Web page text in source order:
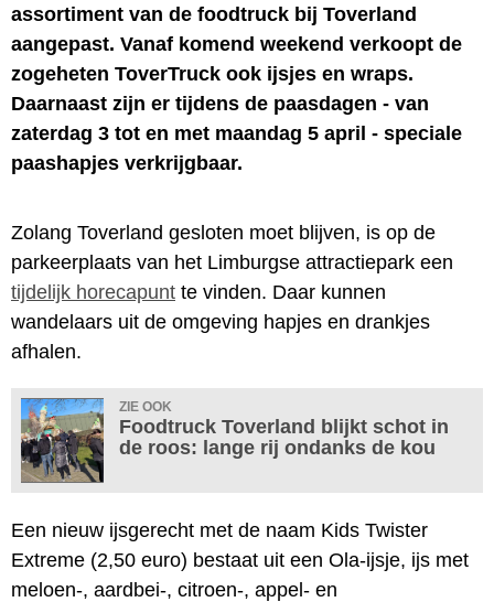
assortiment van de foodtruck bij Toverland
aangepast. Vanaf komend weekend verkoopt de
zogeheten ToverTruck ook ijsjes en wraps.
Daarnaast zijn er tijdens de paasdagen - van
zaterdag 3 tot en met maandag 5 april - speciale
paashapjes verkrijgbaar.
Zolang Toverland gesloten moet blijven, is op de
parkeerplaats van het Limburgse attractiepark een
tijdelijk horecapunt te vinden. Daar kunnen
wandelaars uit de omgeving hapjes en drankjes
afhalen.
ZIE OOK
Foodtruck Toverland blijkt schot in
de roos: lange rij ondanks de kou
Een nieuw ijsgerecht met de naam Kids Twister
Extreme (2,50 euro) bestaat uit een Ola-ijsje, ijs met
meloen-, aardbei-, citroen-, appel- en